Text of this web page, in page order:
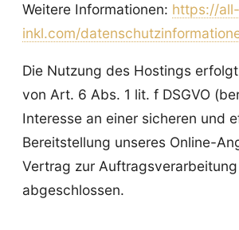
Weitere Informationen: https://all-
inkl.com/
Die Nutzung des Hostings
von Art. 6 Abs. 1 lit. f DSGVO
Interesse an einer sicheren und
Bereitstellung unseres Online-
Vertrag zur
abgeschlossen.